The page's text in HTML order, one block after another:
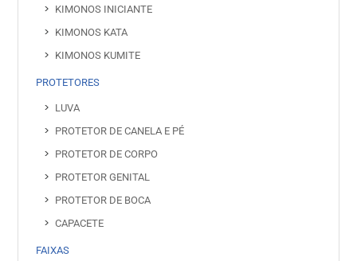
KIMONOS INICIANTE
KIMONOS KATA
KIMONOS KUMITE
PROTETORES
LUVA
PROTETOR DE CANELA E PÉ
PROTETOR DE CORPO
PROTETOR GENITAL
PROTETOR DE BOCA
CAPACETE
FAIXAS